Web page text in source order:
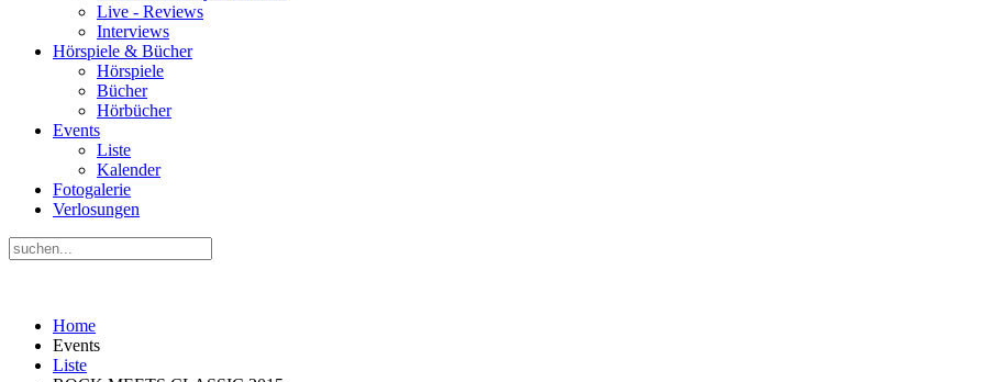
Live - Reviews
Interviews
Hörspiele & Bücher
Hörspiele
Bücher
Hörbücher
Events
Liste
Kalender
Fotogalerie
Verlosungen
Home
Events
Liste